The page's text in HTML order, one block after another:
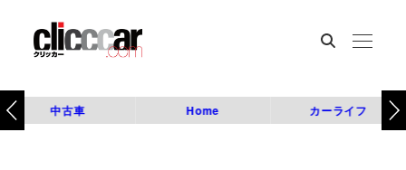
中古車 Home カーライフ